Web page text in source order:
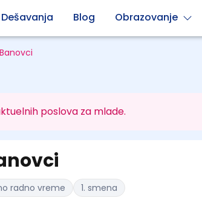
Dešavanja Blog Obrazovanje
poslova za mlade.
radno vreme 1. smena